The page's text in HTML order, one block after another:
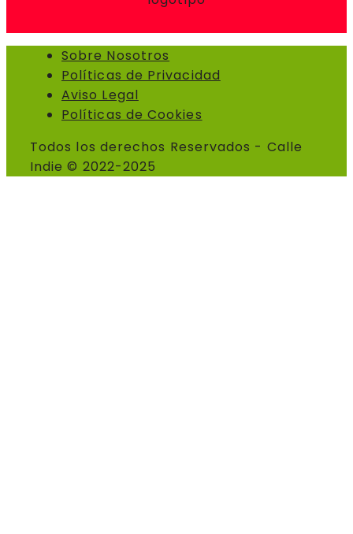
Sobre Nosotros
Políticas de Privacidad
Aviso Legal
Políticas de Cookies
Todos los derechos Reservados - Calle
Indie © 2022-2025